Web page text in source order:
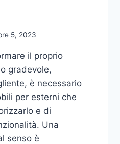
5, 2023
il proprio
gradevole,
è necessario
per esterni che
e di
Una
senso è